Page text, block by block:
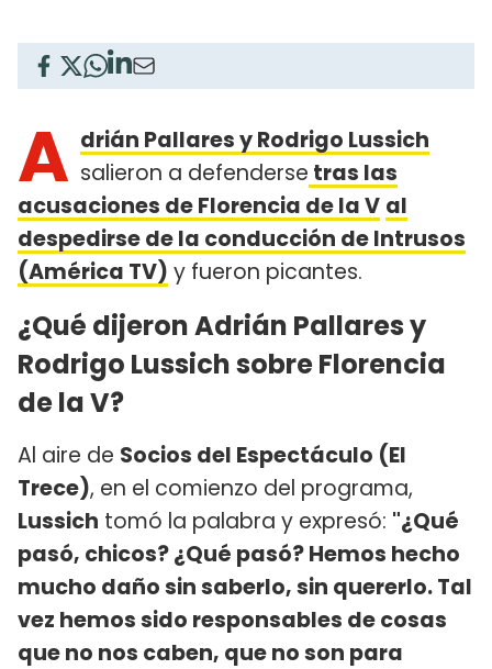
A drián Pallares y Rodrigo Lussich
salieron a defenderse tras las
acusaciones de Florencia de la V al
despedirse de la conducción de Intrusos
(América TV) y fueron picantes.
¿Qué dijeron Adrián Pallares y
Rodrigo Lussich sobre Florencia
de la V?
Al aire de Socios del Espectáculo (El
Trece), en el comienzo del programa,
Lussich tomó la palabra y expresó: "¿Qué
pasó, chicos? ¿Qué pasó? Hemos hecho
mucho daño sin saberlo, sin quererlo. Tal
vez hemos sido responsables de cosas
que no nos caben, que no son para